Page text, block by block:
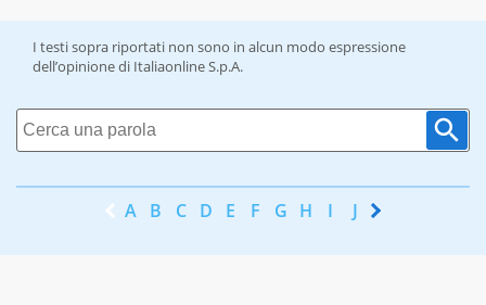
I testi sopra riportati non sono in alcun modo espressione
dell’opinione di Italiaonline S.p.A.
A B C D E F G H I J K